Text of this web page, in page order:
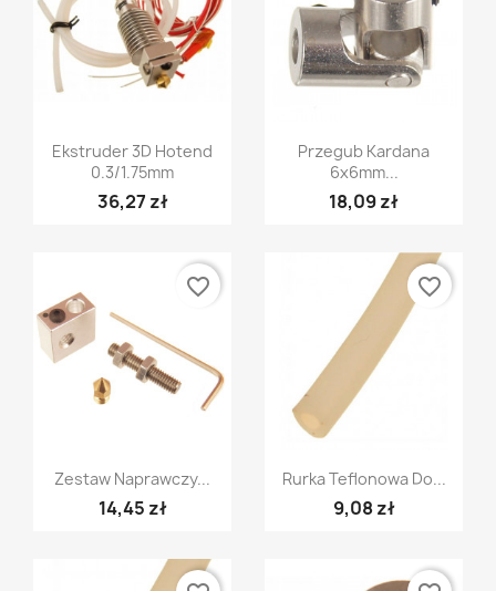
Szybki podgląd
Ekstruder 3D Hotend
0.3/1.75mm
36,27 zł
Szybki podgląd
Przegub Kardana
6x6mm...
18,09 zł
Szybki podgląd
Zestaw Naprawczy...
14,45 zł
favorite_border
Szybki podgląd
Rurka Teflonowa Do...
9,08 zł
favorite_border